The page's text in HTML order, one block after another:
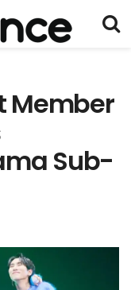
Member
Sub-